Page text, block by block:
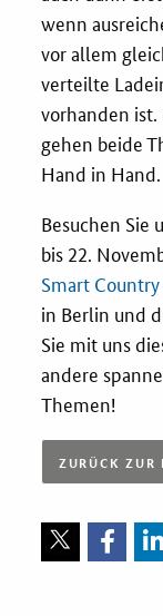
wenn
vor allem
verteilte
vorhanden ist.
gehen beide
Hand in Hand.
Besuchen Sie
bis 22.
Smart
in Berlin und
Sie mit uns
andere
Themen!
ZURÜCK ZUR